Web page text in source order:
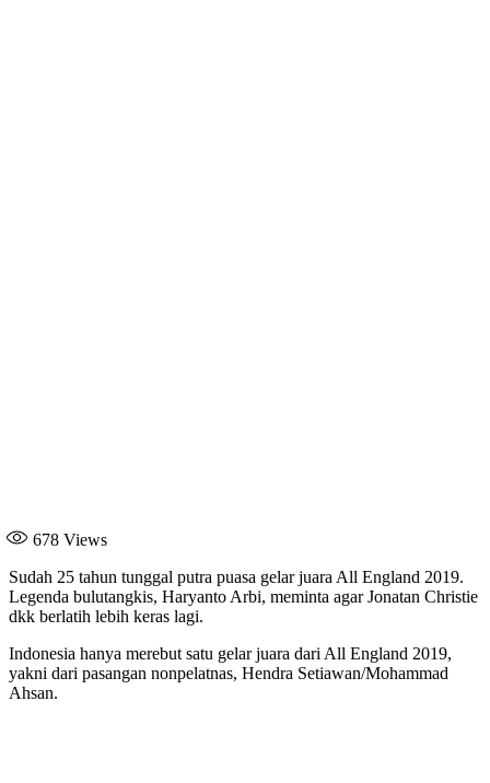
678 Views
Sudah 25 tahun tunggal putra puasa gelar juara All England 2019.
Legenda bulutangkis, Haryanto Arbi, meminta agar Jonatan Christie
dkk berlatih lebih keras lagi.
Indonesia hanya merebut satu gelar juara dari All England 2019,
yakni dari pasangan nonpelatnas, Hendra Setiawan/Mohammad
Ahsan.